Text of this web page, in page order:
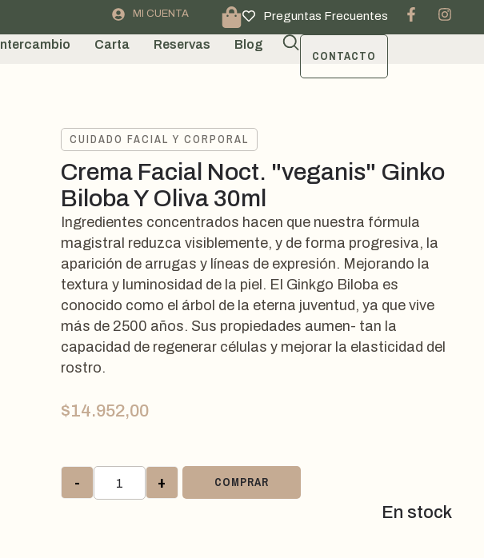
MI CUENTA Preguntas Frecuentes
Carta Reservas Blog
CONTACTO
CUIDADO FACIAL Y CORPORAL
Crema Facial Noct. "veganis" Ginko
Biloba Y Oliva 30ml
Ingredientes concentrados hacen que nuestra fórmula
magistral reduzca visiblemente, y de forma progresiva, la
aparición de arrugas y líneas de expresión. Mejorando la
textura y luminosidad de la piel. El Ginkgo Biloba es
conocido como el árbol de la eterna juventud, ya que vive
más de 2500 años. Sus propiedades aumen- tan la
capacidad de regenerar células y mejorar la elasticidad del
rostro.
$14.952,00
- + COMPRAR
En stock